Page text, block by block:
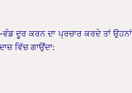
ਦੂਰ ਕਰਨ ਦਾ ਪ੍ਰਚਾਰ ਕਰਦੇ ਤਾਂ
ਵਿੱਚ ਗਾਉਂਦਾ: